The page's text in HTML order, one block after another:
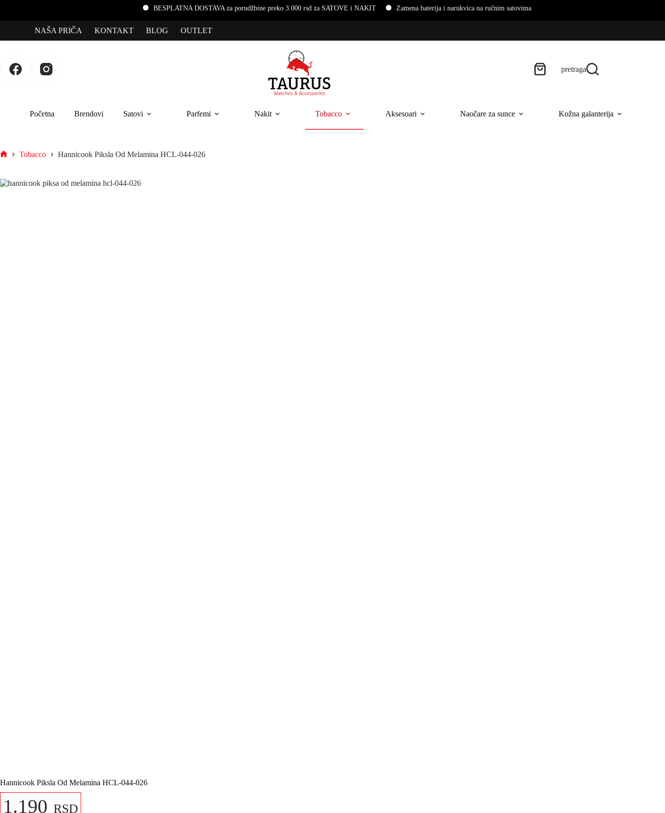
BESPLATNA DOSTAVA za porudžbine preko 3.000 rsd za SATOVE i NAKIT Zamena baterija i narukvica na ručnim satovima
NAŠA PRIČA KONTAKT BLOG OUTLET
pretraga
Početna Brendovi Satovi Parfemi Nakit Tobacco Aksesoari Naočare za sunce Kožna galanterija
Tobacco Hannicook Piksla Od Melamina HCL-044-026
Hannicook Piksla Od Melamina HCL-044-026
1.190 RSD